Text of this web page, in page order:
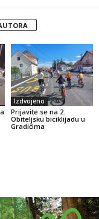
Izdvojeno
Prijavite se na 2.
Obiteljsku biciklijadu u
Gradićima